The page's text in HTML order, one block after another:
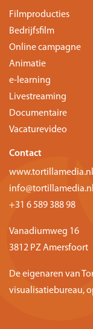
Filmproducties
Bedrijfsfilm
Online campagne
Animatie
e-learning
Livestreaming
Documentaire
Vacaturevideo
Contact
www.tortillamedia.nl
info@tortillamedia.nl
+31 6 589 388 98
Vanadiumweg 16
3812 PZ Amersfoort
De eigenaren van
visualisatiebureau,